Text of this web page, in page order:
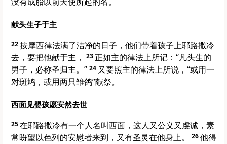
献头生子于主
22按摩西律法满了洁净的日子，他们带着孩子上耶路撒冷
去，要把他献于主，
23 正如主的律法上所记：“凡头生的
男子，必称圣归主。” 24 又要照主的律法上所说，“或用一
对斑鸠，或用两只雏鸽”献祭。
西面见婴孩愿安然去世
25在耶路撒冷有一个人名叫西面 ，这人又公义又虔诚，素
常盼望以色列的安慰者来到，又有圣灵在他身上。 26他得